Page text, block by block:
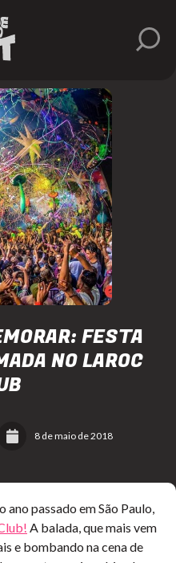
FESTA
NO LAROC
8 de maio de 2018
ano passado em São Paulo,
A balada, que mais vem
e bombando na cena de